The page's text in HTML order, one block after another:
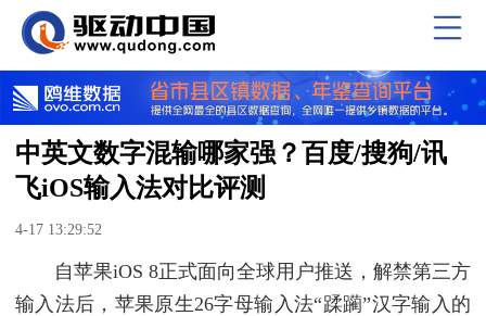
中英文数字混输哪家强？百度/搜狗/讯
飞iOS输入法对比评测
4-17 13:29:52
自苹果iOS 8正式面向全球用户推送，解禁第三方
输入法后，苹果原生26字母输入法“蹂躏”汉字输入的